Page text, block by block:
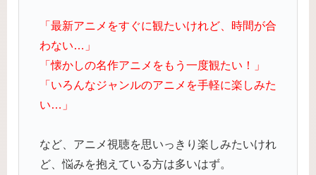
「最新アニメをすぐに観たいけれど、時間が合
わない…」
「懐かしの名作アニメをもう一度観たい！」
「いろんなジャンルのアニメを手軽に楽しみた
い…」
など、アニメ視聴を思いっきり楽しみたいけれ
ど、悩みを抱えている方は多いはず。